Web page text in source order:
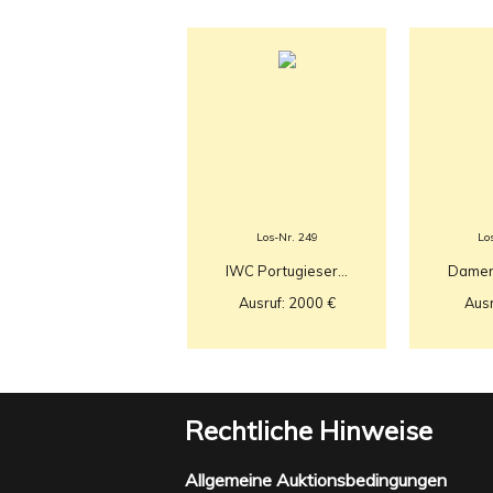
Los-Nr. 249
IWC Portugieser...
Ausruf: 2000 €
Rechtliche Hinweise
Allgemeine Auktionsbedingungen